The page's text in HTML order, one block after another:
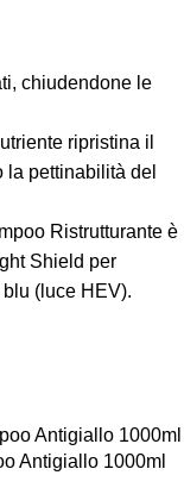
chiudendone le
ripristina il
la pettinabilità del
Ristrutturante è
Shield per
(luce HEV).
Antigiallo 1000ml